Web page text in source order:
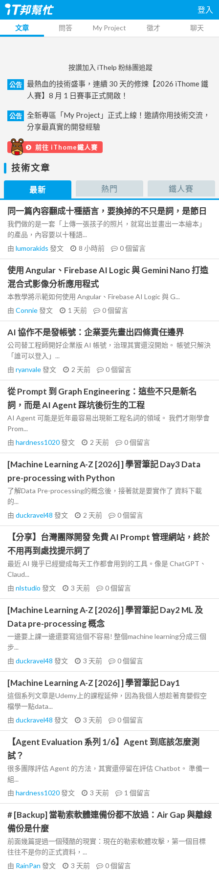
登入
文章 問答 My Project 徵才 聊天
按讚加入 iThelp 粉絲團追蹤
公告
最熱血的技術盛事，連續 30 天的修煉【2026 iThome 鐵
人賽】8 月 1 日賽事正式開啟！
公告
全新專區「My Project」正式上線！邀請你用技術交流，
分享最真實的開發經驗
前往 iThome鐵人賽
技術文章
最新 熱門 鐵人賽
同一篇內容翻成十種語言，要換掉的不只是詞，是節日
我們做的是一套「上傳一張孩子的照片，就寫出並畫出一本繪本」
的產品，內容要以十種語...
由 lumorakids 發文 8 小時前 0個留言
使用 Angular、Firebase AI Logic 與 Gemini Nano 打造
混合式影像分析應用程式
本教學將示範如何使用 Angular、Firebase AI Logic 與 G...
由 Connie發文 1 天前 0個留言
AI 協作不是發帳號：企業要先畫出四條責任邊界
公司替工程師開好企業版 AI 帳號，治理其實還沒開始。 帳號只解決
「誰可以登入」...
由 ryanvale發文 2 天前 0個留言
從 Prompt 到 Graph Engineering：這些不只是新名
詞，而是 AI Agent 踩坑後衍生的工程
AI Agent 可能是近年最容易出現新工程名詞的領域。 我們才剛學會
Prom...
由 hardness1020發文 2 天前 0個留言
[Machine Learning A-Z [2026] ] 學習筆記 Day3 Data
pre-processing with Python
了解Data Pre-processing的概念後，接著就是要實作了 資料下載
的...
由 duckravel48 發文 2 天前 0個留言
【分享】台灣團隊開發 免費 AI Prompt 管理網站，終於
不用再到處找提示詞了
最近 AI 幾乎已經變成每天工作都會用到的工具。像是 ChatGPT、
Claud...
由 nlstudio 發文 3 天前 0個留言
[Machine Learning A-Z [2026] ] 學習筆記 Day2 ML 及
Data pre-processing 概念
一邊要上課一邊還要寫這個不容易! 整個machine learning分成三個
步...
由 duckravel48 發文 3 天前 0個留言
[Machine Learning A-Z [2026] ] 學習筆記 Day1
這個系列文章是Udemy上的課程延伸，因為我個人想趁著育嬰假空
檔學一點data...
由 duckravel48 發文 3 天前 0個留言
【Agent Evaluation 系列 1/6】Agent 到底該怎麼測
試？
很多團隊評估 Agent 的方法，其實還停留在評估 Chatbot。 準備一
組...
由 hardness1020發文 3 天前 1 個留言
# [Backup] 當勒索軟體連備份都不放過：Air Gap 與離線
備份是什麼
前面幾篇提過一個殘酷的現實：現在的勒索軟體攻擊，第一個目標
往往不是你的正式資料，...
由 RainPan 發文 3 天前 0個留言